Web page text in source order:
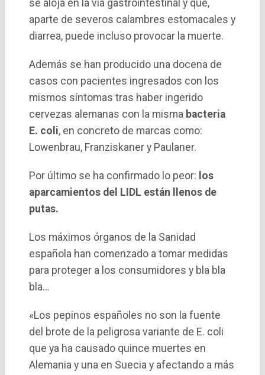
se aloja en la ví­a gastrointestinal y que,
aparte de severos calambres estomacales y
diarrea, puede incluso provocar la muerte.
Además se han producido una docena de
casos con pacientes ingresados con los
mismos sí­ntomas tras haber ingerido
cervezas alemanas con la misma bacteria
E. coli, en concreto de marcas como:
Lowenbrau, Franziskaner y Paulaner.
Por último se ha confirmado lo peor: los
aparcamientos del LIDL están llenos de
putas.
Los máximos órganos de la Sanidad
española han comenzado a tomar medidas
para proteger a los consumidores y bla bla
bla…
«Los pepinos españoles no son la fuente
del brote de la peligrosa variante de E. coli
que ya ha causado quince muertes en
Alemania y una en Suecia y afectando a más